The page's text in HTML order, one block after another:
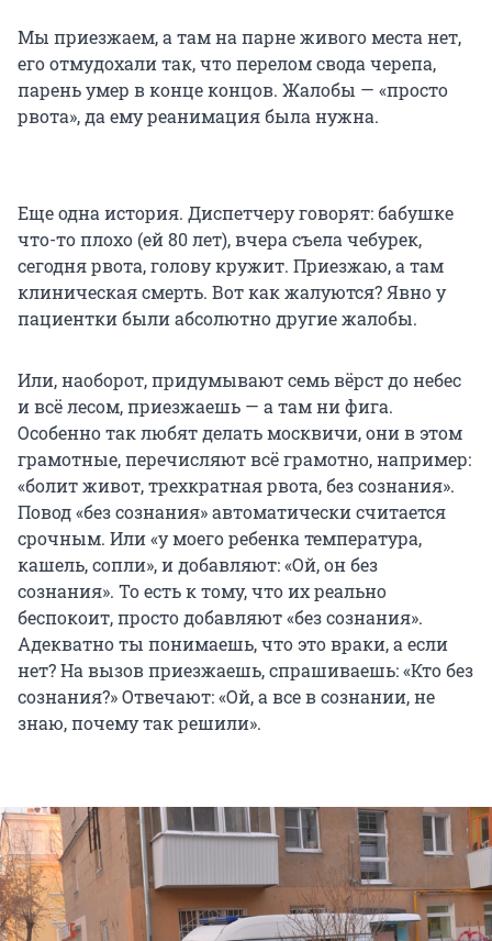
Мы приезжаем, а там на парне живого места нет,
его отмудохали так, что перелом свода черепа,
парень умер в конце концов. Жалобы — «просто
рвота», да ему реанимация была нужна.
Еще одна история. Диспетчеру говорят: бабушке
что-то плохо (ей 80 лет), вчера съела чебурек,
сегодня рвота, голову кружит. Приезжаю, а там
клиническая смерть. Вот как жалуются? Явно у
пациентки были абсолютно другие жалобы.
Или, наоборот, придумывают семь вёрст до небес
и всё лесом, приезжаешь — а там ни фига.
Особенно так любят делать москвичи, они в этом
грамотные, перечисляют всё грамотно, например:
«болит живот, трехкратная рвота, без сознания».
Повод «без сознания» автоматически считается
срочным. Или «у моего ребенка температура,
кашель, сопли», и добавляют: «Ой, он без
сознания». То есть к тому, что их реально
беспокоит, просто добавляют «без сознания».
Адекватно ты понимаешь, что это враки, а если
нет? На вызов приезжаешь, спрашиваешь: «Кто без
сознания?» Отвечают: «Ой, а все в сознании, не
знаю, почему так решили».